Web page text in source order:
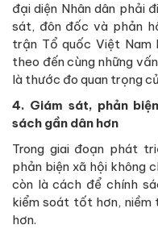
đại diện Nhân dân phải
sát, đôn đốc và phản
trận Tổ quốc Việt Nam
theo đến cùng những
là thước đo quan trọng
4. Giám sát, phản
sách gần dân hơn
Trong giai đoạn phát
phản biện xã hội không
còn là cách để chính
kiểm soát tốt hơn, niềm
hơn.